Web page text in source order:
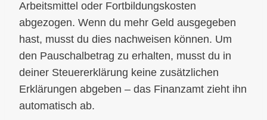
Arbeitsmittel oder Fortbildungskosten
abgezogen. Wenn du mehr Geld ausgegeben
hast, musst du dies nachweisen können. Um
den Pauschalbetrag zu erhalten, musst du in
deiner Steuererklärung keine zusätzlichen
Erklärungen abgeben – das Finanzamt zieht ihn
automatisch ab.